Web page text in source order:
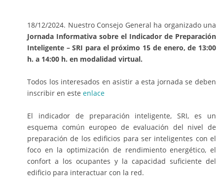
18/12/2024. Nuestro Consejo General ha organizado una
Jornada Informativa sobre el Indicador de Preparación
Inteligente – SRI para el próximo 15 de enero, de 13:00
h. a 14:00 h. en modalidad virtual.
Todos los interesados en asistir a esta jornada se deben
inscribir en este enlace
El indicador de preparación inteligente, SRI, es un
esquema común europeo de evaluación del nivel de
preparación de los edificios para ser inteligentes con el
foco en la optimización de rendimiento energético, el
confort a los ocupantes y la capacidad suficiente del
edificio para interactuar con la red.